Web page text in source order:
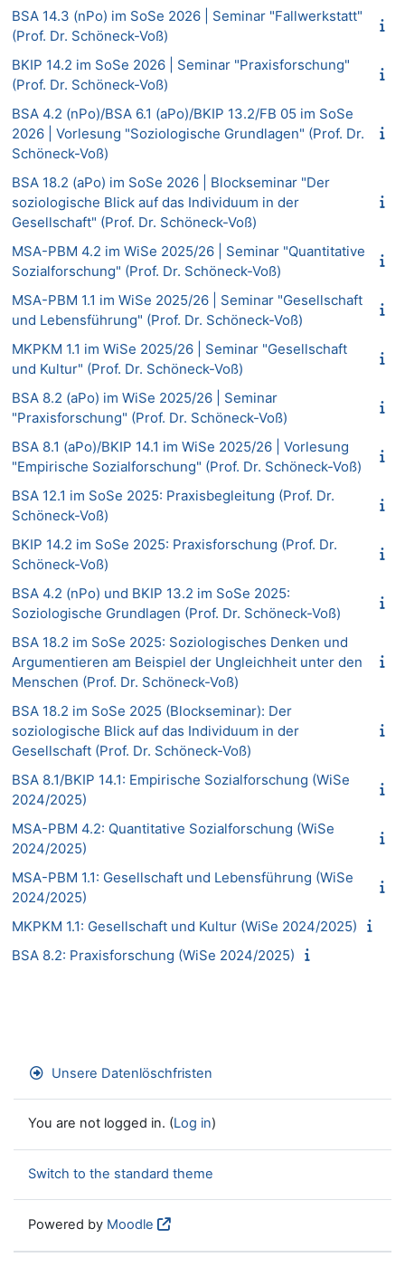
BSA 14.3 (nPo) im SoSe 2026 | Seminar "Fallwerkstatt"
(Prof. Dr. Schöneck-Voß)
BKIP 14.2 im SoSe 2026 | Seminar "Praxisforschung"
(Prof. Dr. Schöneck-Voß)
BSA 4.2 (nPo)/BSA 6.1 (aPo)/BKIP 13.2/FB 05 im SoSe
2026 | Vorlesung "Soziologische Grundlagen" (Prof. Dr.
Schöneck-Voß)
BSA 18.2 (aPo) im SoSe 2026 | Blockseminar "Der
soziologische Blick auf das Individuum in der
Gesellschaft" (Prof. Dr. Schöneck-Voß)
MSA-PBM 4.2 im WiSe 2025/26 | Seminar "Quantitative
Sozialforschung" (Prof. Dr. Schöneck-Voß)
MSA-PBM 1.1 im WiSe 2025/26 | Seminar "Gesellschaft
und Lebensführung" (Prof. Dr. Schöneck-Voß)
MKPKM 1.1 im WiSe 2025/26 | Seminar "Gesellschaft
und Kultur" (Prof. Dr. Schöneck-Voß)
BSA 8.2 (aPo) im WiSe 2025/26 | Seminar
"Praxisforschung" (Prof. Dr. Schöneck-Voß)
BSA 8.1 (aPo)/BKIP 14.1 im WiSe 2025/26 | Vorlesung
"Empirische Sozialforschung" (Prof. Dr. Schöneck-Voß)
BSA 12.1 im SoSe 2025: Praxisbegleitung (Prof. Dr.
Schöneck-Voß)
BKIP 14.2 im SoSe 2025: Praxisforschung (Prof. Dr.
Schöneck-Voß)
BSA 4.2 (nPo) und BKIP 13.2 im SoSe 2025:
Soziologische Grundlagen (Prof. Dr. Schöneck-Voß)
BSA 18.2 im SoSe 2025: Soziologisches Denken und
Argumentieren am Beispiel der Ungleichheit unter den
Menschen (Prof. Dr. Schöneck-Voß)
BSA 18.2 im SoSe 2025 (Blockseminar): Der
soziologische Blick auf das Individuum in der
Gesellschaft (Prof. Dr. Schöneck-Voß)
BSA 8.1/BKIP 14.1: Empirische Sozialforschung (WiSe
2024/2025)
MSA-PBM 4.2: Quantitative Sozialforschung (WiSe
2024/2025)
MSA-PBM 1.1: Gesellschaft und Lebensführung (WiSe
2024/2025)
MKPKM 1.1: Gesellschaft und Kultur (WiSe 2024/2025)
BSA 8.2: Praxisforschung (WiSe 2024/2025)
Unsere Datenlöschfristen
You are not logged in. (Log in)
Switch to the standard theme
Powered by Moodle